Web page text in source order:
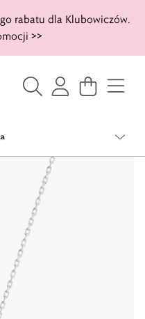
rabatu dla Klubowiczów.
>>